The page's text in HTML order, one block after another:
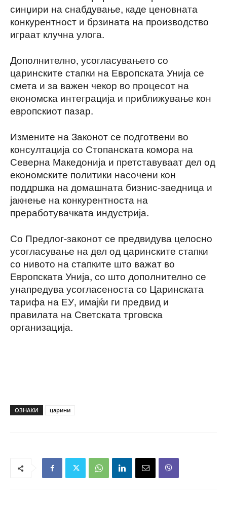
синџири на снабдување, каде ценовната
конкурентност и брзината на производство
играат клучна улога.
Дополнително, усогласувањето со
царинските стапки на Европската Унија се
смета и за важен чекор во процесот на
економска интеграција и приближување кон
европскиот пазар.
Измените на Законот се подготвени во
консултација со Стопанската комора на
Северна Македонија и претставуваат дел од
економските политики насочени кон
поддршка на домашната бизнис-заедница и
јакнење на конкурентноста на
преработувачката индустрија.
Со Предлог-законот се предвидува целосно
усогласување на дел од царинските стапки
со нивото на стапките што важат во
Европската Унија, со што дополнително се
унапредува усогласеноста со Царинската
тарифа на ЕУ, имајќи ги предвид и
правилата на Светската трговска
организација.
ОЗНАКИ царини